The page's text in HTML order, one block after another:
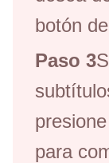
botón
Paso 3
para